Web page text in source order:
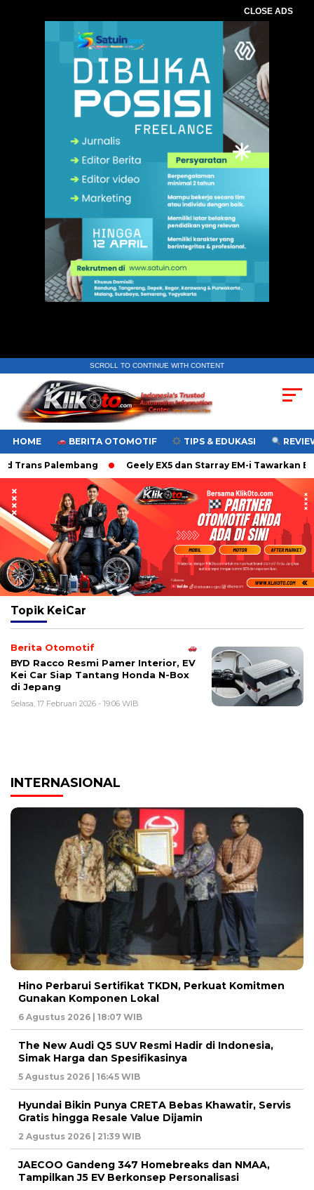
CLOSE ADS
SCROLL TO CONTINUE WITH CONTENT
HOME BERITA OTOMOTIF TIPS & EDUKASI
Trans Palembang Geely EX5 dan Starray EM-i Tawarkan
Topik KeiCar
Berita Otomotif
BYD Racco Resmi Pamer Interior, EV
Kei Car Siap Tantang Honda N-Box
di Jepang
Selasa, 17 Februari 2026 - 19:06 WIB
INTERNASIONAL
Hino Perbarui Sertifikat TKDN, Perkuat Komitmen
Gunakan Komponen Lokal
6 Agustus 2026 | 18:07 WIB
The New Audi Q5 SUV Resmi Hadir di Indonesia,
Simak Harga dan Spesifikasinya
5 Agustus 2026 | 16:45 WIB
Hyundai Bikin Punya CRETA Bebas Khawatir, Servis
Gratis hingga Resale Value Dijamin
2 Agustus 2026 | 21:39 WIB
JAECOO Gandeng 347 Homebreaks dan NMAA,
Tampilkan J5 EV Berkonsep Personalisasi